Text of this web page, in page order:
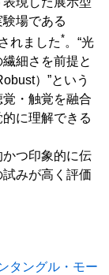
場である
れました*。“光
細さを前提と
）”という
・触覚を融合
に理解できる
つ印象的に伝
みが高く評価
タングル・モー